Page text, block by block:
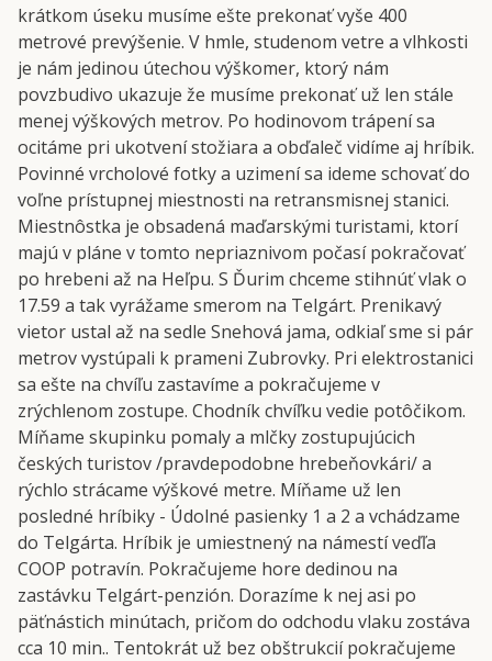
krátkom úseku musíme ešte prekonať vyše 400
metrové prevýšenie. V hmle, studenom vetre a vlhkosti
je nám jedinou útechou výškomer, ktorý nám
povzbudivo ukazuje že musíme prekonať už len stále
menej výškových metrov. Po hodinovom trápení sa
ocitáme pri ukotvení stožiara a obďaleč vidíme aj hríbik.
Povinné vrcholové fotky a uzimení sa ideme schovať do
voľne prístupnej miestnosti na retransmisnej stanici.
Miestnôstka je obsadená maďarskými turistami, ktorí
majú v pláne v tomto nepriaznivom počasí pokračovať
po hrebeni až na Heľpu. S Ďurim chceme stihnúť vlak o
17.59 a tak vyrážame smerom na Telgárt. Prenikavý
vietor ustal až na sedle Snehová jama, odkiaľ sme si pár
metrov vystúpali k prameni Zubrovky. Pri elektrostanici
sa ešte na chvíľu zastavíme a pokračujeme v
zrýchlenom zostupe. Chodník chvíľku vedie potôčikom.
Míňame skupinku pomaly a mlčky zostupujúcich
českých turistov /pravdepodobne hrebeňovkári/ a
rýchlo strácame výškové metre. Míňame už len
posledné hríbiky - Údolné pasienky 1 a 2 a vchádzame
do Telgárta. Hríbik je umiestnený na námestí veďľa
COOP potravín. Pokračujeme hore dedinou na
zastávku Telgárt-penzión. Dorazíme k nej asi po
päťnástich minútach, pričom do odchodu vlaku zostáva
cca 10 min.. Tentokrát už bez obštrukcií pokračujeme